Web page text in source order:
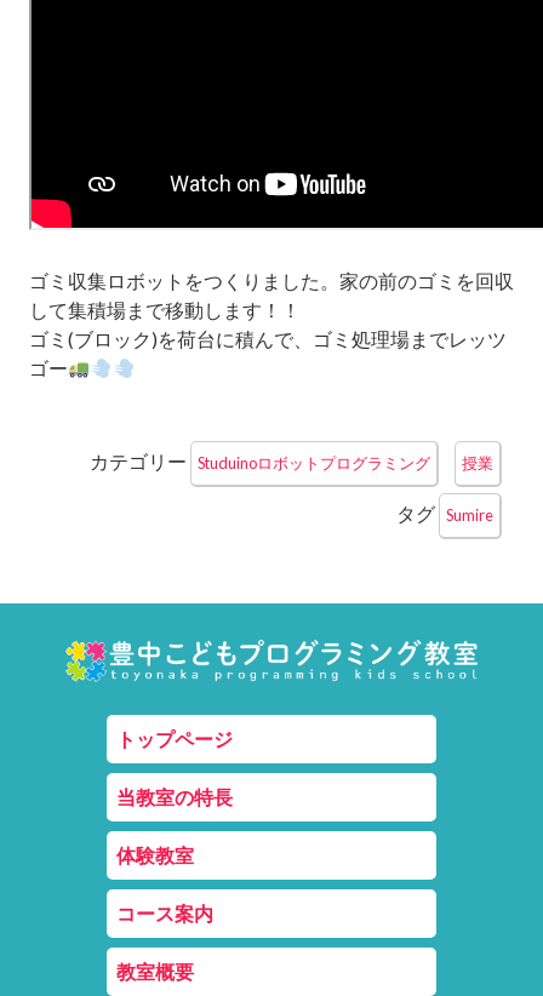
ゴミ収集ロボットをつくりました。家の前のゴミを回収
して集積場まで移動します！！
ゴミ(ブロック)を荷台に積んで、ゴミ処理場までレッツ
ゴー
カテゴリー Studuinoロボットプログラミング 授業
タグ Sumire
トップページ
当教室の特長
体験教室
コース案内
教室概要